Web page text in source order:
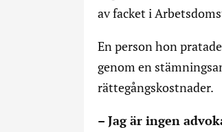
av facket i
En person hon
genom en
rättegångskostnader.
– Jag är ingen